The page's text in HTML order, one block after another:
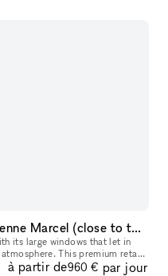
Luminous pop up store in Etienne Marcel (close to the Marais)
its large windows that let in
This premium retail
with whit
à partir de960 € par jour